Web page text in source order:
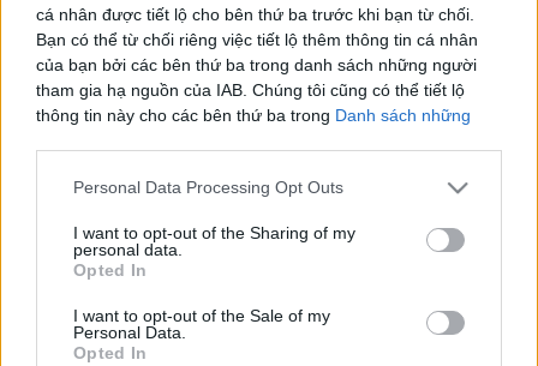
cá nhân được tiết lộ cho bên thứ ba trước khi bạn từ chối.
Bạn có thể từ chối riêng việc tiết lộ thêm thông tin cá nhân
của bạn bởi các bên thứ ba trong danh sách những người
tham gia hạ nguồn của IAB. Chúng tôi cũng có thể tiết lộ
thông tin này cho các bên thứ ba trong Danh sách những
Personal Data Processing Opt Outs
I want to opt-out of the Sharing of my
personal data.
Opted In
I want to opt-out of the Sale of my
Personal Data.
Opted In
trên thế giới, phòng chơi, thứ hạng, thống kê mở rộng, hồ
sơ người chơi, danh sách liên hệ, nhắn tin cá nhân, hồ sơ